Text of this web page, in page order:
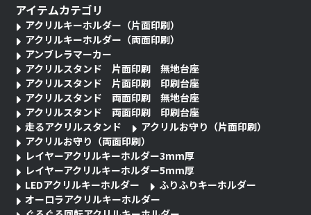
アイテムカテゴリ
アクリルキーホルダー（片面印刷）
アクリルキーホルダー（両面印刷）
アンブレラマーカー
アクリルスタンド 片面印刷 無地台座
アクリルスタンド 片面印刷 印刷台座
アクリルスタンド 両面印刷 無地台座
アクリルスタンド 両面印刷 印刷台座
走るアクリルスタンド
アクリルお守り（片面印刷）
アクリルお守り（両面印刷）
レイヤーアクリルキーホルダー3mm厚
レイヤーアクリルキーホルダー5mm厚
LEDアクリルキーホルダー
ふりふりキーホルダー
オーロラアクリルキーホルダー